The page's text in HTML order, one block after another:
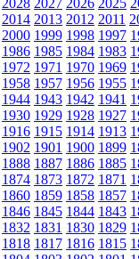
2028 2027 2026 2025
2014 2013 2012 2011
2000 1999 1998 1997
1986 1985 1984 1983
1972 1971 1970 1969
1958 1957 1956 1955
1944 1943 1942 1941
1930 1929 1928 1927
1916 1915 1914 1913
1902 1901 1900 1899
1888 1887 1886 1885
1874 1873 1872 1871
1860 1859 1858 1857
1846 1845 1844 1843
1832 1831 1830 1829
1818 1817 1816 1815